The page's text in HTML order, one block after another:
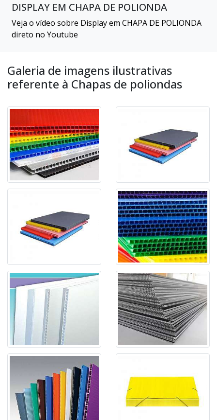
DISPLAY EM CHAPA DE POLIONDA
Veja o vídeo sobre Display em CHAPA DE POLIONDA
direto no Youtube
Galeria de imagens ilustrativas
referente à Chapas de poliondas